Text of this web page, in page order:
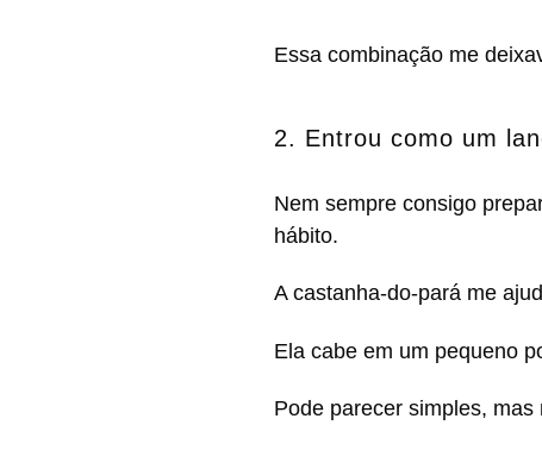
Essa combinação me
2. Entrou como um
Nem sempre consigo
hábito.
A castanha-do-pará me
Ela cabe em um pequeno
Pode parecer simples,